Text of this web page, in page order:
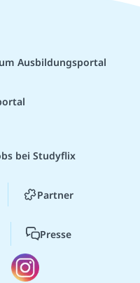
Ausbildungsportal
bei Studyflix
Partner
Presse